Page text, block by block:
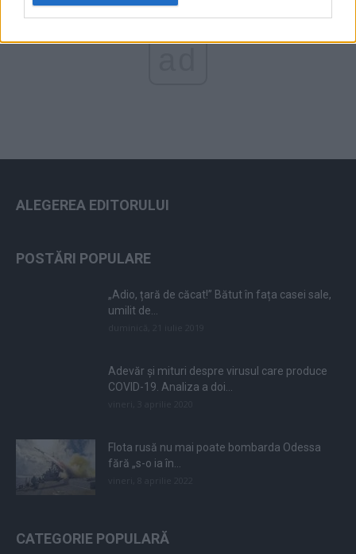
ALEGEREA EDITORULUI
POSTĂRI POPULARE
„Adio, țară de căcat!” Bătut în fața casei sale,
umilit de...
Adevăr și mituri despre virusul care produce
COVID-19. Analiza a doi...
Flota rusă nu mai poate bombarda Odessa
fără „s-o ia în...
CATEGORIE POPULARĂ